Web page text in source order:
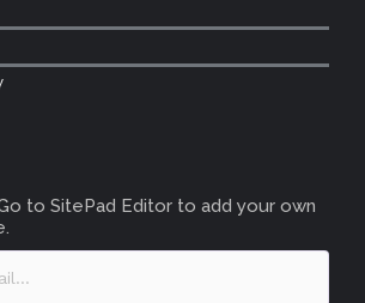
Go to SitePad Editor to add your own